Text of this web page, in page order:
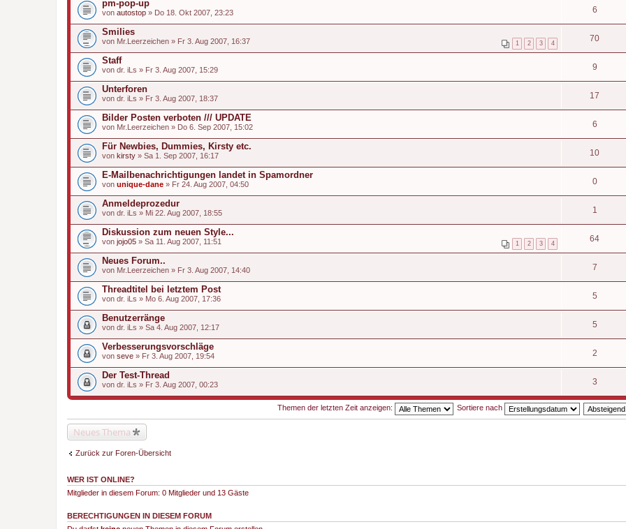
pm-pop-up
von autostop » Do 18. Okt 2007, 23:23 6
Smilies
1 2 3 4
von Mr.Leerzeichen » Fr 3. Aug 2007, 16:37 70
Staff
von dr. iLs » Fr 3. Aug 2007, 15:29 9
Unterforen
von dr. iLs » Fr 3. Aug 2007, 18:37 17
Bilder Posten verboten /// UPDATE
von Mr.Leerzeichen » Do 6. Sep 2007, 15:02 6
Für Newbies, Dummies, Kirsty etc.
von kirsty » Sa 1. Sep 2007, 16:17 10
E-Mailbenachrichtigungen landet in Spamordner
von unique-dane » Fr 24. Aug 2007, 04:50 0
Anmeldeprozedur
von dr. iLs » Mi 22. Aug 2007, 18:55 1
Diskussion zum neuen Style...
1 2 3 4
von jojo05 » Sa 11. Aug 2007, 11:51 64
Neues Forum..
von Mr.Leerzeichen » Fr 3. Aug 2007, 14:40 7
Threadtitel bei letztem Post
von dr. iLs » Mo 6. Aug 2007, 17:36 5
Benutzerränge
von dr. iLs » Sa 4. Aug 2007, 12:17 5
Verbesserungsvorschläge
von seve » Fr 3. Aug 2007, 19:54 2
Der Test-Thread
von dr. iLs » Fr 3. Aug 2007, 00:23 3
Themen der letzten Zeit anzeigen: Sortiere nach
Neues Thema
Zurück zur Foren-Übersicht
WER IST ONLINE?
Mitglieder in diesem Forum: 0 Mitglieder und 13 Gäste
BERECHTIGUNGEN IN DIESEM FORUM